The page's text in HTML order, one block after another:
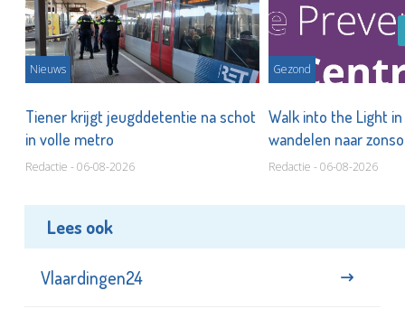
Nieuws
Tiener krijgt jeugddetentie na schot
in volle metro
Redactie - 06-08-2026
Gezond
Walk into the Light in
wandelen naar
te staan bij suïcide
Redactie - 06-08-2026
Lees ook
Vlaardingen24